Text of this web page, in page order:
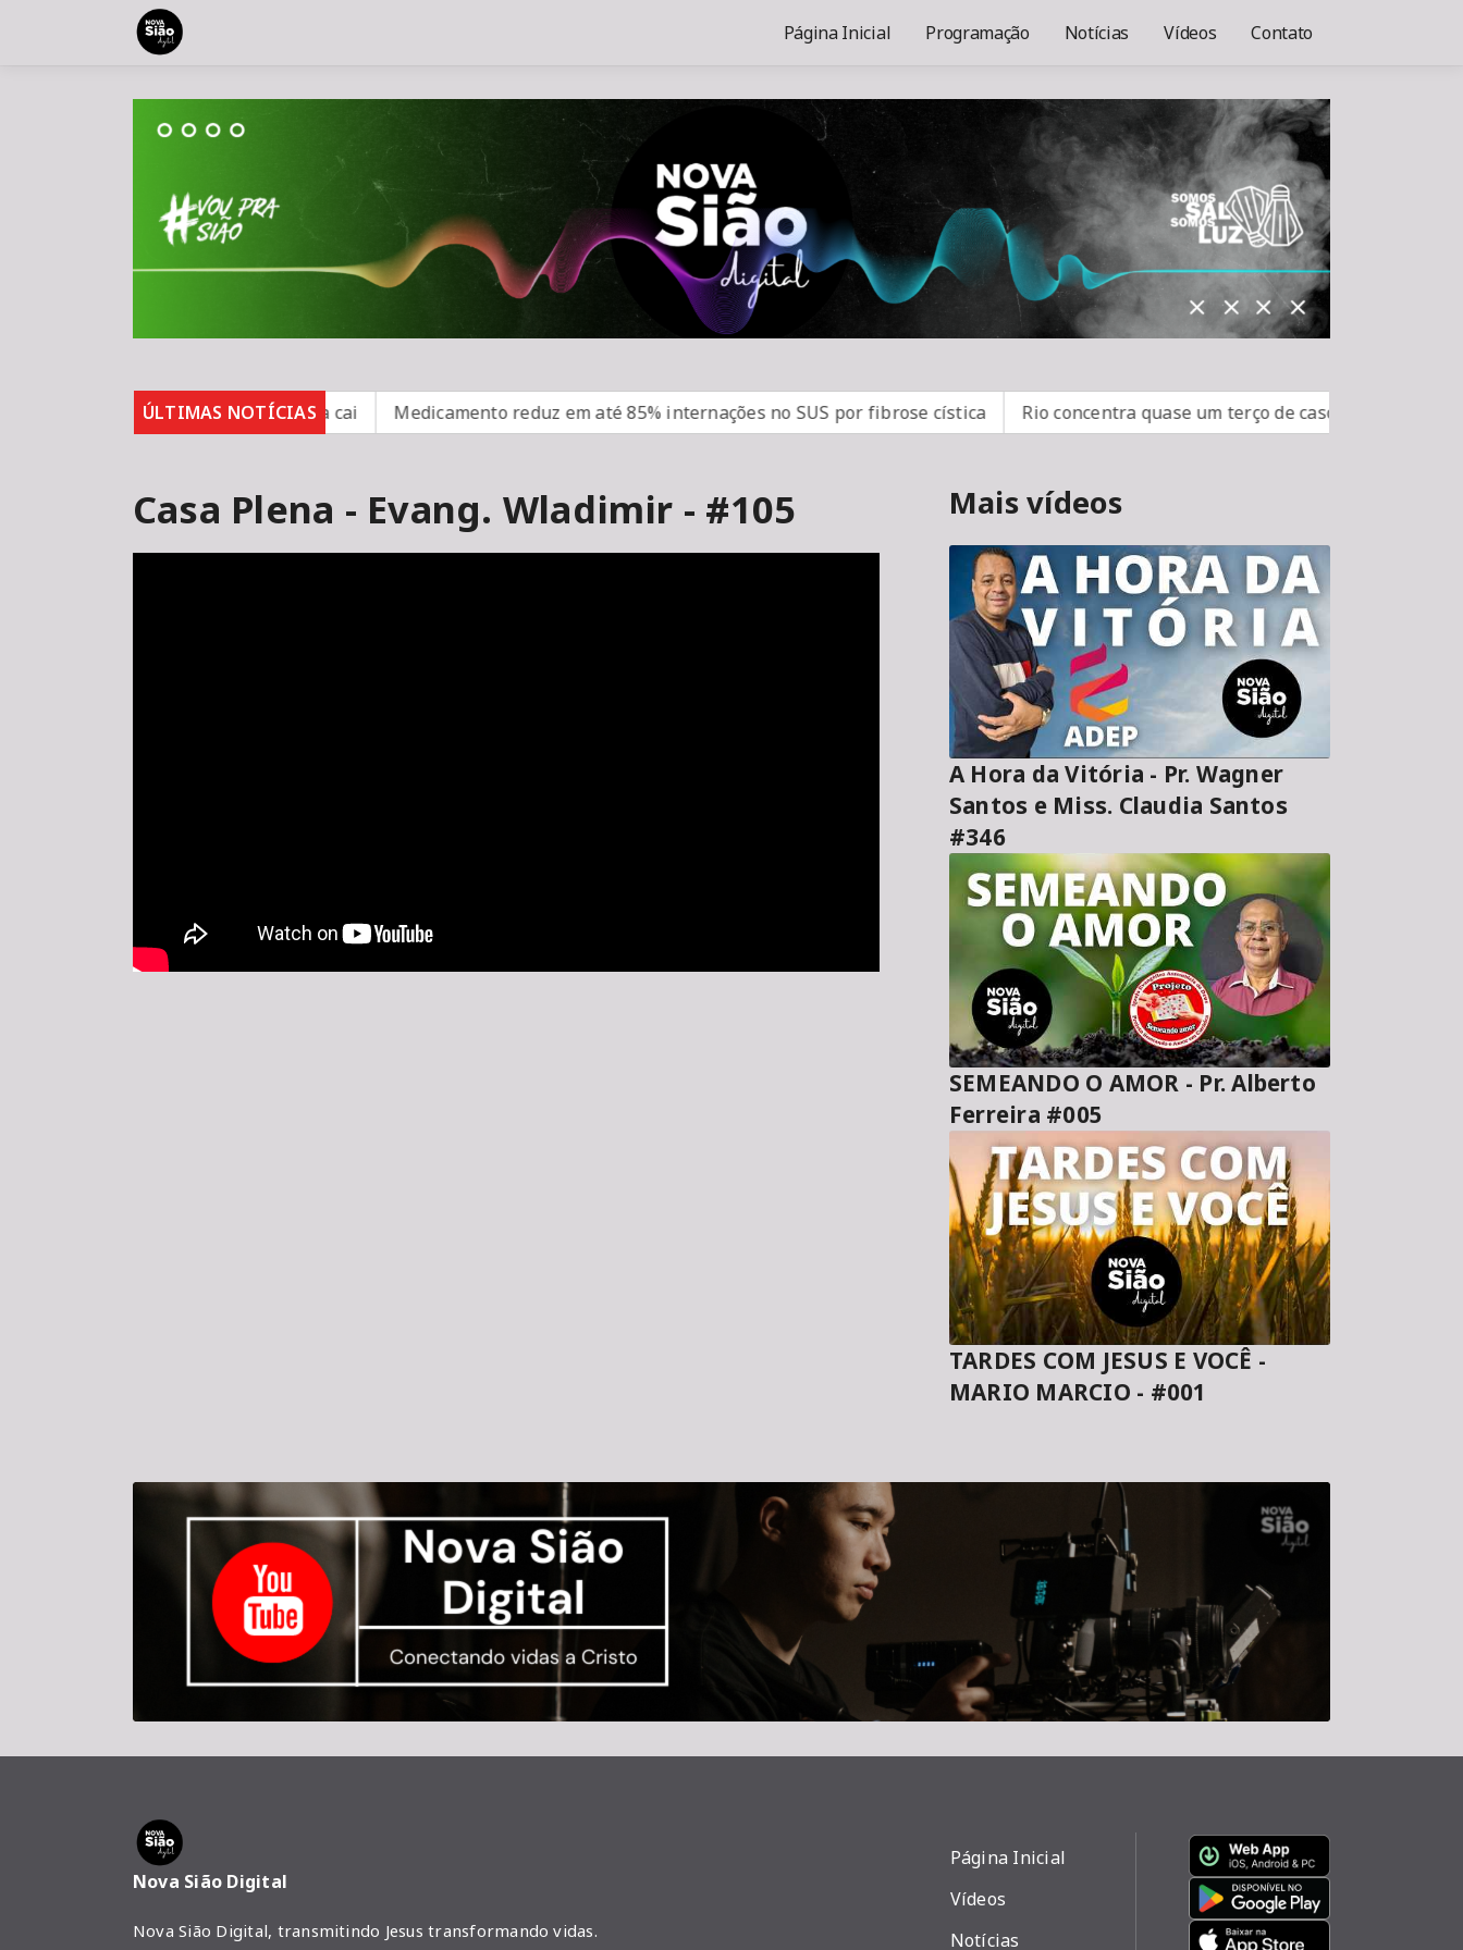
Página Inicial Programação Notícias Vídeos Contato
ÚLTIMAS NOTÍCIAS
para 82%, mas inadimplência cai Medicamento reduz em até 85% internações no SUS por fibrose cística Rio concentra quase um terço de casos de exercício ilegal
Casa Plena - Evang. Wladimir - #105 Mais vídeos
A Hora da Vitória - Pr. Wagner
Santos e Miss. Claudia Santos
#346
SEMEANDO O AMOR - Pr. Alberto
Ferreira #005
TARDES COM JESUS E VOCÊ -
MARIO MARCIO - #001
Nova Sião Digital
Nova Sião Digital, transmitindo Jesus transformando vidas.
Página Inicial
Vídeos
Notícias